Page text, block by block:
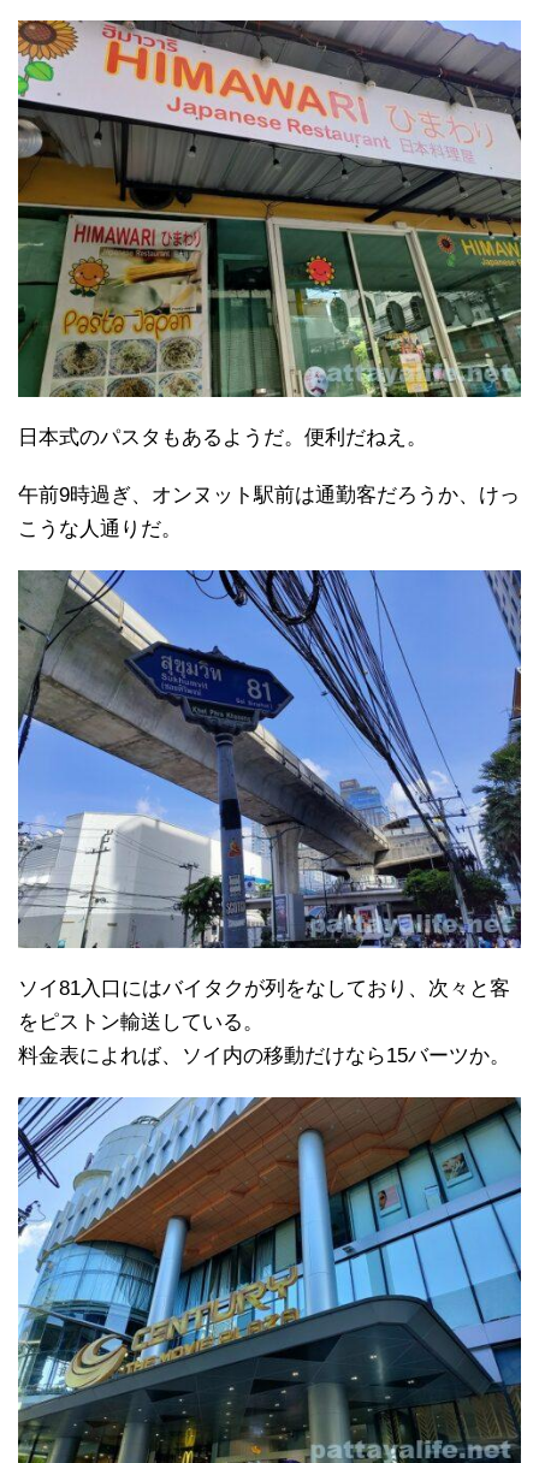
日本式のパスタもあるようだ。便利だねえ。
午前9時過ぎ、オンヌット駅前は通勤客だろうか、けっ
こうな人通りだ。
ソイ81入口にはバイタクが列をなしており、次々と客
をピストン輸送している。
料金表によれば、ソイ内の移動だけなら15バーツか。